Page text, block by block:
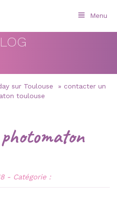
Menu
sur Toulouse » contacter un
toulouse
- Catégorie :